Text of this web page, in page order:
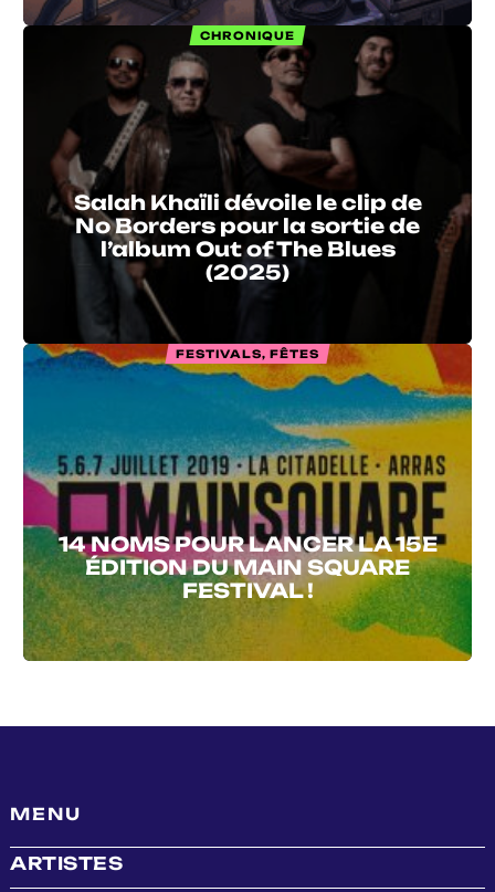
CHRONIQUE
Salah Khaïli dévoile le clip de
No Borders pour la sortie de
l’album Out of The Blues
(2025)
FESTIVALS, FÊTES
14 NOMS POUR LANCER LA 15E
ÉDITION DU MAIN SQUARE
FESTIVAL !
MENU
ARTISTES